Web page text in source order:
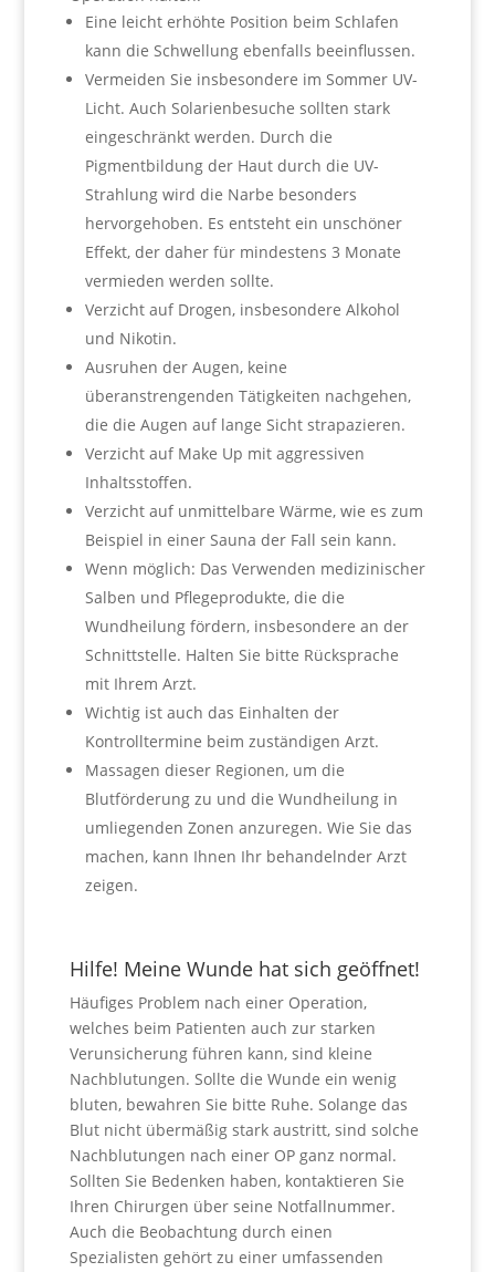
Eine leicht erhöhte Position beim Schlafen
kann die Schwellung ebenfalls beeinflussen.
Vermeiden Sie insbesondere im Sommer UV-
Licht. Auch Solarienbesuche sollten stark
eingeschränkt werden. Durch die
Pigmentbildung der Haut durch die UV-
Strahlung wird die Narbe besonders
hervorgehoben. Es entsteht ein unschöner
Effekt, der daher für mindestens 3 Monate
vermieden werden sollte.
Verzicht auf Drogen, insbesondere Alkohol
und Nikotin.
Ausruhen der Augen, keine
überanstrengenden Tätigkeiten nachgehen,
die die Augen auf lange Sicht strapazieren.
Verzicht auf Make Up mit aggressiven
Inhaltsstoffen.
Verzicht auf unmittelbare Wärme, wie es zum
Beispiel in einer Sauna der Fall sein kann.
Wenn möglich: Das Verwenden medizinischer
Salben und Pflegeprodukte, die die
Wundheilung fördern, insbesondere an der
Schnittstelle. Halten Sie bitte Rücksprache
mit Ihrem Arzt.
Wichtig ist auch das Einhalten der
Kontrolltermine beim zuständigen Arzt.
Massagen dieser Regionen, um die
Blutförderung zu und die Wundheilung in
umliegenden Zonen anzuregen. Wie Sie das
machen, kann Ihnen Ihr behandelnder Arzt
zeigen.
Hilfe! Meine Wunde hat sich geöffnet!
Häufiges Problem nach einer Operation,
welches beim Patienten auch zur starken
Verunsicherung führen kann, sind kleine
Nachblutungen. Sollte die Wunde ein wenig
bluten, bewahren Sie bitte Ruhe. Solange das
Blut nicht übermäßig stark austritt, sind solche
Nachblutungen nach einer OP ganz normal.
Sollten Sie Bedenken haben, kontaktieren Sie
Ihren Chirurgen über seine Notfallnummer.
Auch die Beobachtung durch einen
Spezialisten gehört zu einer umfassenden